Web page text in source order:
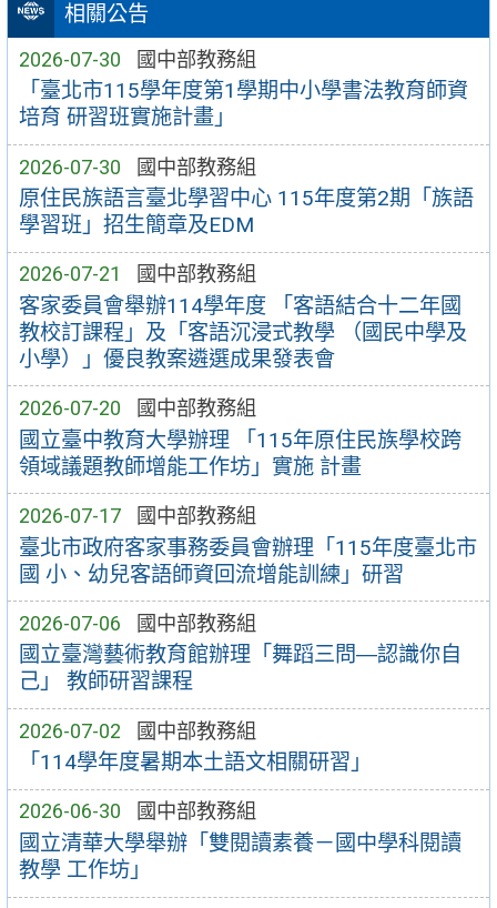
相關公告
2026-07-30 國中部教務組
「臺北市115學年度第1學期中小學書法教育師資
培育 研習班實施計畫」
2026-07-30 國中部教務組
原住民族語言臺北學習中心 115年度第2期「族語
學習班」招生簡章及EDM
2026-07-21 國中部教務組
客家委員會舉辦114學年度 「客語結合十二年國
教校訂課程」及「客語沉浸式教學 （國民中學及
小學）」優良教案遴選成果發表會
2026-07-20 國中部教務組
國立臺中教育大學辦理 「115年原住民族學校跨
領域議題教師增能工作坊」實施 計畫
2026-07-17 國中部教務組
臺北市政府客家事務委員會辦理「115年度臺北市
國 小、幼兒客語師資回流增能訓練」研習
2026-07-06 國中部教務組
國立臺灣藝術教育館辦理「舞蹈三問―認識你自
己」 教師研習課程
2026-07-02 國中部教務組
「114學年度暑期本土語文相關研習」
2026-06-30 國中部教務組
國立清華大學舉辦「雙閱讀素養－國中學科閱讀
教學 工作坊」